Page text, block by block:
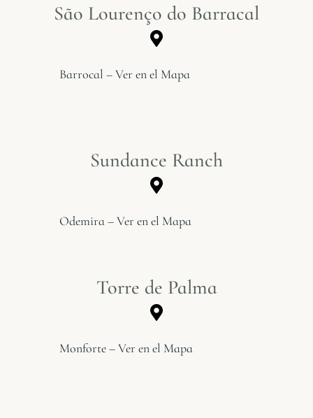
São Lourenço do Barracal
Barrocal – Ver en el Mapa
Sundance Ranch
Odemira – Ver en el Mapa
Torre de Palma
Monforte – Ver en el Mapa